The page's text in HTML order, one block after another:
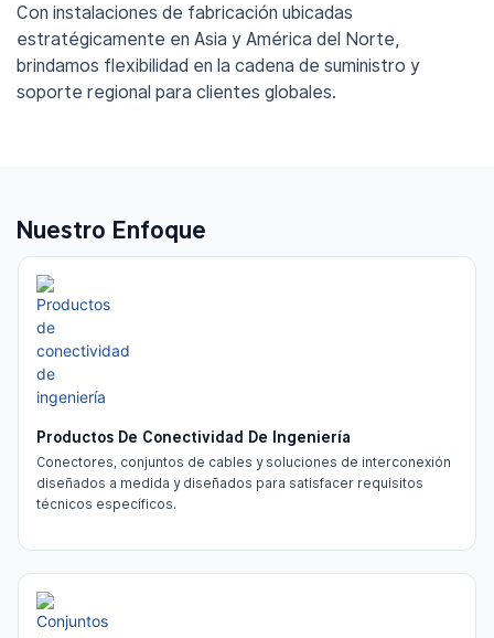
Con instalaciones de fabricación ubicadas
estratégicamente en Asia y América del Norte,
brindamos flexibilidad en la cadena de suministro y
soporte regional para clientes globales.
Nuestro Enfoque
Productos De Conectividad De Ingeniería
Conectores, conjuntos de cables y soluciones de interconexión
diseñados a medida y diseñados para satisfacer requisitos
técnicos específicos.